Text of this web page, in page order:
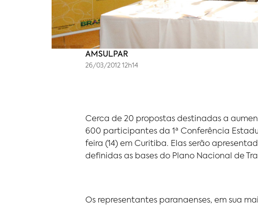
AMSULPAR
26/03/2012 12h14
Cerca de 20 propostas destinadas a
600 participantes da 1ª Conferência
feira (14) em Curitiba. Elas serão
definidas as bases do Plano Nacional de
Os representantes paranaenses, em sua